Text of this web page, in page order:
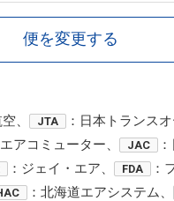
便を変更する
、 JTA
：日本トランス
アコミューター、 JAC
：ジェイ・エア、 FDA
：
：北海道エアシステム、